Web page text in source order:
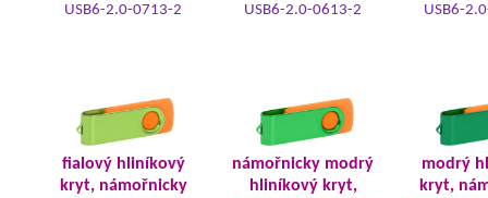
USB6-2.0-0713-2 USB6-2.0-0613-2 USB6-
fialový hliníkový
kryt, námořnicky
námořnicky modrý
hliníkový kryt,
modrý
kryt,